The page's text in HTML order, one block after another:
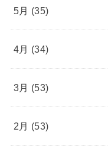
5月 (35)
4月 (34)
3月 (53)
2月 (53)